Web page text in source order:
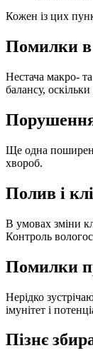
Кожен із цих
Помилки в
Нестача макро-
балансу,
Порушення
Ще одна
хвороб.
Полив і
В умовах зміни
Контроль
Помилки
Нерідко
імунітет і
Пізнє